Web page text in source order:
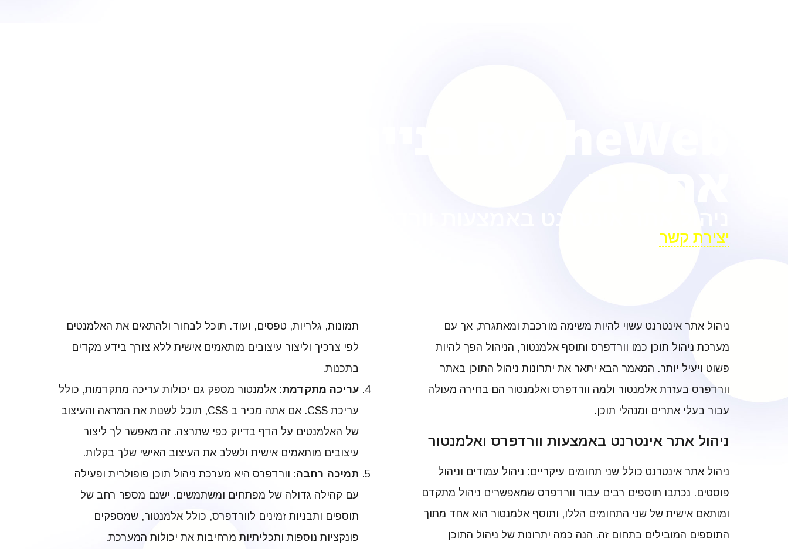
יצירת קשר
ניהול אתר אינטרנט עשוי להיות משימה מורכבת ומאתגרת, אך עם
מערכת ניהול תוכן כמו וורדפרס ותוסף אלמנטור, הניהול הפך להיות
פשוט ויעיל יותר. המאמר הבא יתאר את יתרונות ניהול התוכן באתר
וורדפרס בעזרת אלמנטור ולמה וורדפרס ואלמנטור הם בחירה מעולה
עבור בעלי אתרים ומנהלי תוכן.
ניהול אתר אינטרנט באמצעות וורדפרס ואלמנטור
ניהול אתר אינטרנט כולל שני תחומים עיקריים: ניהול עמודים וניהול
פוסטים. נכתבו תוספים רבים עבור וורדפרס שמאפשרים ניהול מתקדם
ומותאם אישית של שני התחומים הללו, ותוסף אלמנטור הוא אחד מתוך
התוספים המובילים בתחום זה. הנה כמה יתרונות של ניהול התוכן
תמונות, גלריות, טפסים, ועוד. תוכל לבחור ולהתאים את האלמנטים
לפי צרכיך וליצור עיצובים מותאמים אישית ללא צורך בידע מקדים
בתכנות.
עריכה מתקדמת: אלמנטור מספק גם יכולות עריכה מתקדמות, כולל
עריכת CSS. אם אתה מכיר ב CSS, תוכל לשנות את המראה והעיצוב
של האלמנטים על הדף בדיוק כפי שתרצה. זה מאפשר לך ליצור
עיצובים מותאמים אישית ולשלב את העיצוב האישי שלך בקלות.
תמיכה רחבה: וורדפרס היא מערכת ניהול תוכן פופולרית ופעילה
עם קהילה גדולה של מפתחים ומשתמשים. ישנם מספר רחב של
תוספים ותבניות זמינים לוורדפרס, כולל אלמנטור, שמספקים
פונקציות נוספות ותכליתיות מרחיבות את יכולות המערכת.